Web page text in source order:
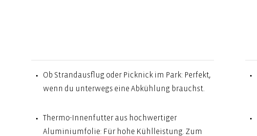
Ob Strandausflug oder Picknick im Park: Perfekt,
wenn du unterwegs eine Abkühlung brauchst.
Thermo-Innenfutter aus hochwertiger
Aluminiumfolie: Für hohe Kühlleistung. Zum